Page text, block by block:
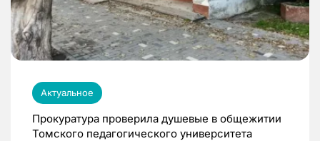
Актуальное
Прокуратура проверила душевые в общежитии
Томского педагогического университета